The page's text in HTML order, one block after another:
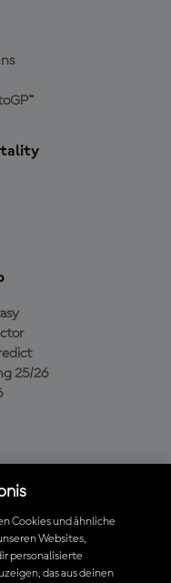
25/26
Cookies und ähnliche
Websites,
personalisierte
das aus deinen